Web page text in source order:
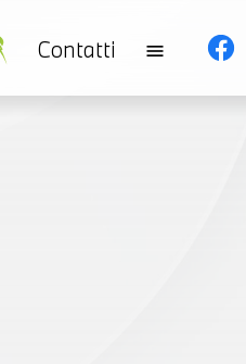
Contatti menu